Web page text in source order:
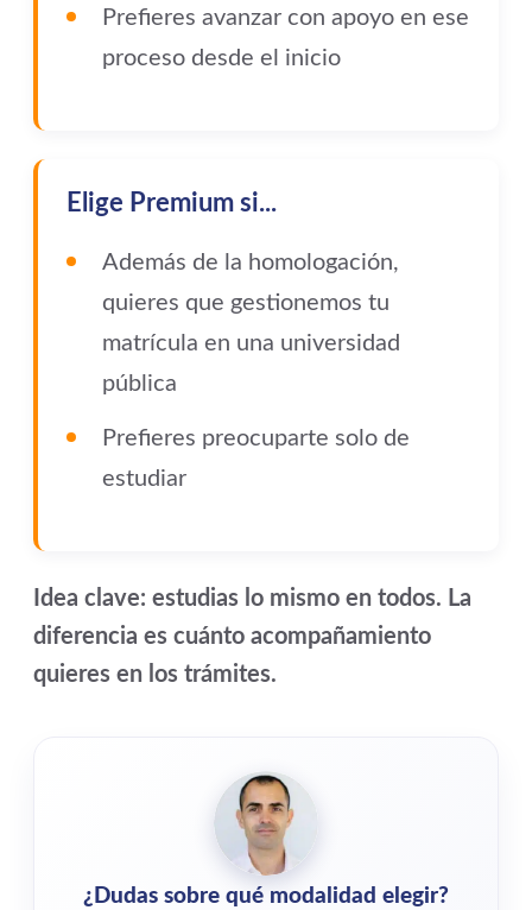
Prefieres avanzar con apoyo en ese
proceso desde el inicio
Elige Premium si...
Además de la homologación,
quieres que gestionemos tu
matrícula en una universidad
pública
Prefieres preocuparte solo de
estudiar
Idea clave: estudias lo mismo en todos. La
diferencia es cuánto acompañamiento
quieres en los trámites.
¿Dudas sobre qué modalidad elegir?